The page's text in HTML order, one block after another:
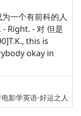
一个有前科的人
Right. - 对 但是
this is
okay in
影学英语-好运之人